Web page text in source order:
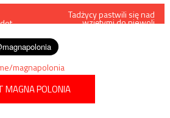
Tadżycy pastwili się nad
wziętymi do niewoli
magnapolonia
MAGNA POLONIA